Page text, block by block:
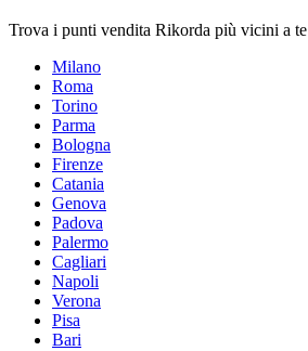
Trova i punti vendita Rikorda più vicini a te
Milano
Roma
Torino
Parma
Bologna
Firenze
Catania
Genova
Padova
Palermo
Cagliari
Napoli
Verona
Pisa
Bari